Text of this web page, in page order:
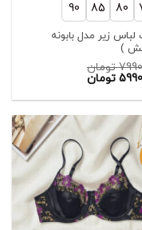
80
85
90
زیر مدل بابونه
)
تومان
799000 تومان
تومان